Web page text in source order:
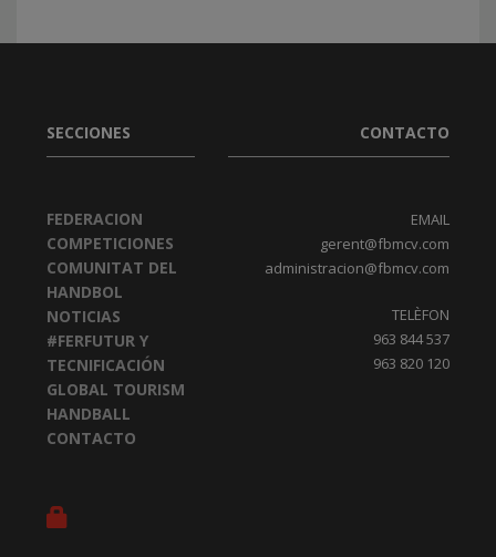
SECCIONES
FEDERACION
COMPETICIONES
COMUNITAT DEL
HANDBOL
NOTICIAS
#FERFUTUR Y
TECNIFICACIÓN
GLOBAL TOURISM
HANDBALL
CONTACTO
CONTACTO
EMAIL
gerent@fbmcv.com
administracion@fbmcv.com
TELÈFON
963 844 537
963 820 120